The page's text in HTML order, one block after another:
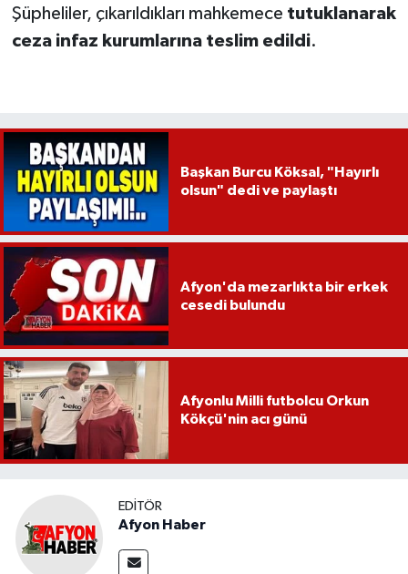
Şüpheliler, çıkarıldıkları mahkemece tutuklanarak
ceza infaz kurumlarına teslim edildi.
Başkan Burcu Köksal, "Hayırlı
olsun" dedi ve paylaştı
Afyon'da mezarlıkta bir erkek
cesedi bulundu
Afyonlu Milli futbolcu Orkun
Kökçü'nin acı günü
EDITÖR
Afyon Haber